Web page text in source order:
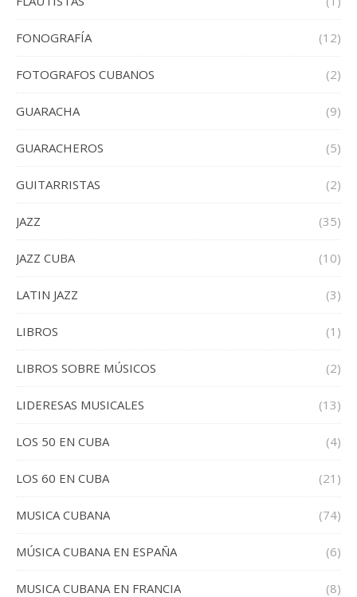
FONOGRAFÍA (12)
FOTOGRAFOS CUBANOS (2)
GUARACHA (9)
GUARACHEROS (5)
GUITARRISTAS (2)
JAZZ (35)
JAZZ CUBA (10)
LATIN JAZZ (3)
LIBROS (1)
LIBROS SOBRE MÚSICOS (2)
LIDERESAS MUSICALES (13)
LOS 50 EN CUBA (4)
LOS 60 EN CUBA (21)
MUSICA CUBANA (74)
MÚSICA CUBANA EN ESPAÑA (6)
MUSICA CUBANA EN FRANCIA (8)